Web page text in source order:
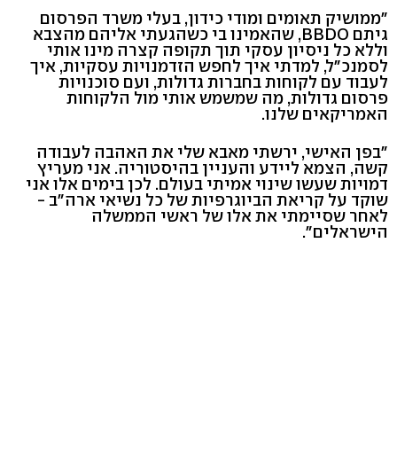
"ממושיק תאומים ומודי כידון, בעלי משרד הפרסום
גיתם BBDO, שהאמינו בי כשהגעתי אליהם מהצבא
וללא כל ניסיון עסקי תוך תקופה קצרה מינו אותי
לסמנכ"ל, למדתי איך לחפש הזדמנויות עסקיות, איך
לעבוד עם לקוחות בחברות גדולות, ועם סוכנויות
פרסום גדולות, מה שמשמש אותי מול הלקוחות
האמריקאים שלנו.
"בפן האישי, ירשתי מאבא שלי את האהבה לעבודה
קשה, הצמא ליידע והעניין בהיסטוריה. אני מעריץ
דמויות שעשו שינוי אמיתי בעולם. לכן בימים אלו אני
שוקד על קריאת הביוגרפיות של כל נשיאי ארה"ב -
לאחר שסיימתי את אלו של ראשי הממשלה
הישראלים".